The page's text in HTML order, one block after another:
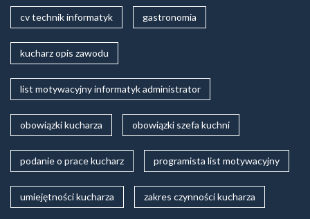
cv technik informatyk gastronomia
kucharz opis zawodu
list motywacyjny informatyk administrator
obowiązki kucharza obowiązki szefa kuchni
podanie o prace kucharz programista list motywacyjny
umiejętności kucharza zakres czynności kucharza